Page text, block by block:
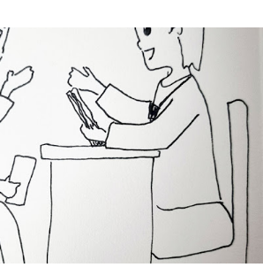
지는 않습니다. 행정복지센터에서는 - 금융재
'조회' 신청할 수 있습니다. 나머지는 직접 해야
정승인 법원 - 상속세, 취득세 신고 세무서, 시
청구 은행, 보험사 사망신고 당일에 끝낼 수
2주 후 부터입니다. [조회되는 것 vs 안되는
가 금융 은행, 보험, 증권 사금융, 개인 간 거래
부동산, 자동차 해외 자산, 현금 기타 연금 사업
좋은 링크] - 부모님 사망 후 ...